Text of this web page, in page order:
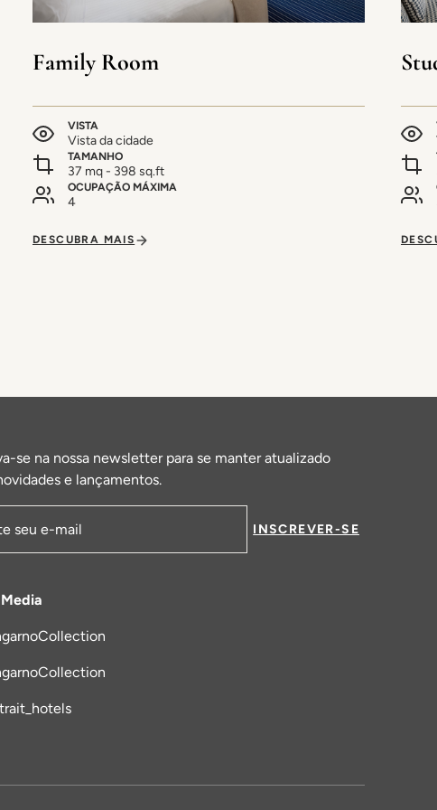
Family Room
VISTA
Vista da cidade
TAMANHO
37 mq - 398 sq.ft
OCUPAÇÃO MÁXIMA
4
DESCUBRA MAIS
se na nossa newsletter para se manter atualizado
e lançamentos.
de email
INSCREVER-SE
uma nova aba